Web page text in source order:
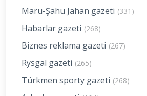
Maru-Şahu Jahan gazeti (331)
Habarlar gazeti (268)
Biznes reklama gazeti (267)
Rysgal gazeti (265)
Türkmen sporty gazeti (268)